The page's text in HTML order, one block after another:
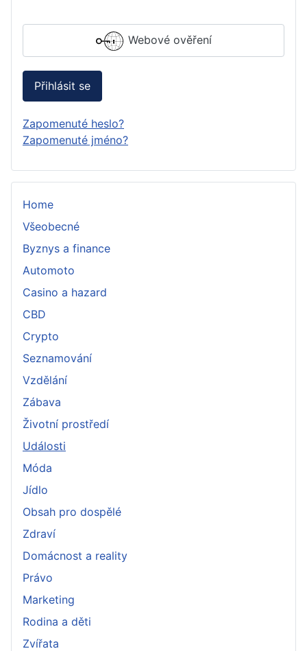
Webové ověření
Přihlásit se
Zapomenuté heslo?
Zapomenuté jméno?
Home
Všeobecné
Byznys a finance
Automoto
Casino a hazard
CBD
Crypto
Seznamování
Vzdělání
Zábava
Životní prostředí
Události
Móda
Jídlo
Obsah pro dospělé
Zdraví
Domácnost a reality
Právo
Marketing
Rodina a děti
Zvířata